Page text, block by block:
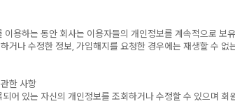
용하는 동안 회사는 이용자들의 개인정보를 계속적으로
거나 수정한 정보, 가입해지를 요청한 경우에는 재생할 수
한 사항
어 있는 자신의 개인정보를 조회하거나 수정할 수 있으며 회